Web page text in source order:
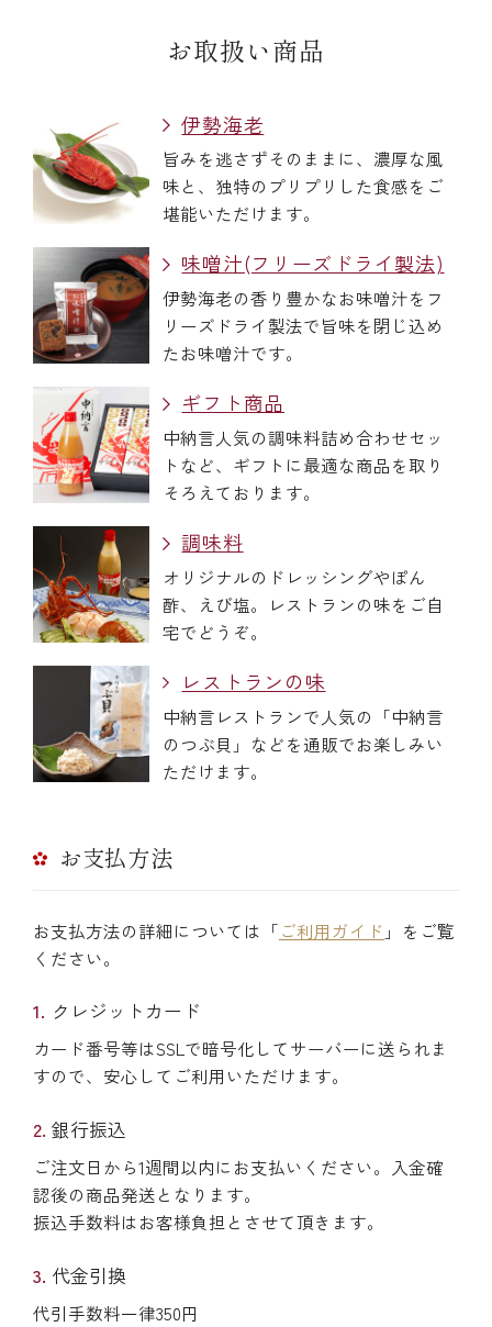
お取扱い商品
伊勢海老
旨みを逃さずそのままに、濃厚な風
味と、独特のプリプリした食感をご
堪能いただけます。
味噌汁(フリーズドライ製法)
伊勢海老の香り豊かなお味噌汁をフ
リーズドライ製法で旨味を閉じ込め
たお味噌汁です。
ギフト商品
中納言人気の調味料詰め合わせセッ
トなど、ギフトに最適な商品を取り
そろえております。
調味料
オリジナルのドレッシングやぽん
酢、えび塩。レストランの味をご自
宅でどうぞ。
レストランの味
中納言レストランで人気の「中納言
のつぶ貝」などを通販でお楽しみい
ただけます。
お支払方法
お支払方法の詳細については「ご利用ガイド 」をご覧
ください。
クレジットカード
カード番号等はSSLで暗号化してサーバーに送られま
すので、安心してご利用いただけます。
銀行振込
ご注文日から1週間以内にお支払いください。入金確
認後の商品発送となります。
振込手数料はお客様負担とさせて頂きます。
代金引換
代引手数料一律350円